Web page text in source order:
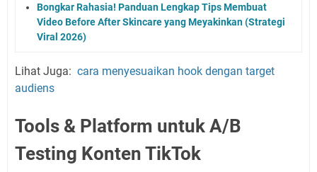
Bongkar Rahasia! Panduan Lengkap Tips Membuat
Video Before After Skincare yang Meyakinkan (Strategi
Viral 2026)
Lihat Juga: cara menyesuaikan hook dengan target
audiens
Tools & Platform untuk A/B
Testing Konten TikTok